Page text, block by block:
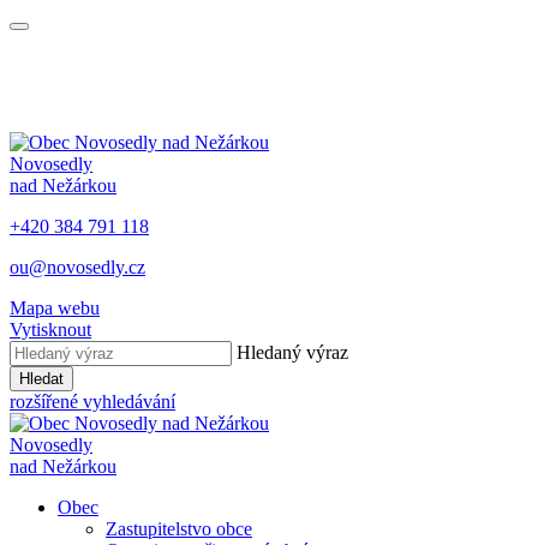
Novosedly
nad Nežárkou
+420 384 791 118
ou@novosedly.cz
Mapa webu
Vytisknout
Hledaný výraz
Hledat
rozšířené vyhledávání
Novosedly
nad Nežárkou
Obec
Zastupitelstvo obce